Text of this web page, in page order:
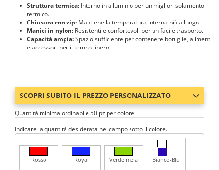
Struttura termica: Interno in alluminio per un miglior isolamento
termico.
Chiusura con zip: Mantiene la temperatura interna più a lungo.
Manici in nylon: Resistenti e confortevoli per un facile trasporto.
Capacità ampia:Spazio sufficiente per contenere bottiglie, alimenti
e accessori per il tempo libero.
SCOPRI SUBITO IL PREZZO PERSONALIZZATO
Quantità minima ordinabile 50 pz per colore
Indicare la quantità desiderata nel campo sotto il colore.
Rosso Royal Verde mela Bianco-Blu